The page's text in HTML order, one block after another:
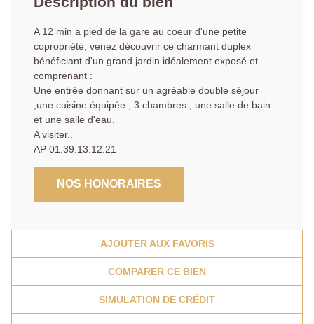
A 12 min a pied de la gare au coeur d'une petite
copropriété, venez découvrir ce charmant duplex
bénéficiant d'un grand jardin idéalement exposé et
comprenant :
Une entrée donnant sur un agréable double séjour
,une cuisine équipée , 3 chambres , une salle de bain
et une salle d'eau.
A visiter..
AP 01.39.13.12.21
NOS HONORAIRES
AJOUTER AUX FAVORIS
COMPARER CE BIEN
SIMULATION DE CRÉDIT